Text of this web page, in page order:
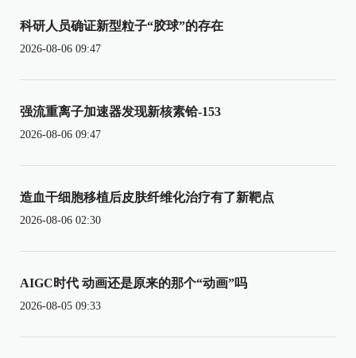
科研人员确证新型粒子“胶球”的存在
2026-08-06 09:47
强流重离子加速器发现新核素铪-153
2026-08-06 09:47
造血干细胞移植后皮肤纤维化治疗有了新靶点
2026-08-06 02:30
AIGC时代 动画还是原来的那个“动画”吗
2026-08-05 09:33